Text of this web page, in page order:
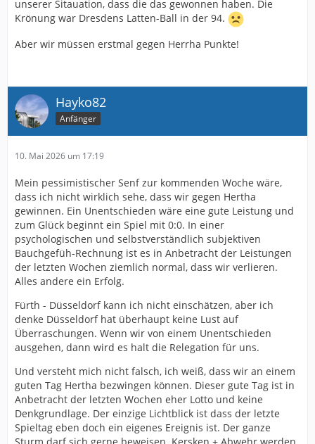
unserer Sitauation, dass die das gewonnen haben. Die
Krönung war Dresdens Latten-Ball in der 94.
Aber wir müssen erstmal gegen Herrha Punkte!
Hayko82
Anfänger
10. Mai 2026 um 17:19
Mein pessimistischer Senf zur kommenden Woche wäre,
dass ich nicht wirklich sehe, dass wir gegen Hertha
gewinnen. Ein Unentschieden wäre eine gute Leistung und
zum Glück beginnt ein Spiel mit 0:0. In einer
psychologischen und selbstverständlich subjektiven
Bauchgefüh-Rechnung ist es in Anbetracht der Leistungen
der letzten Wochen ziemlich normal, dass wir verlieren.
Alles andere ein Erfolg.
Fürth - Düsseldorf kann ich nicht einschätzen, aber ich
denke Düsseldorf hat überhaupt keine Lust auf
Überraschungen. Wenn wir von einem Unentschieden
ausgehen, dann wird es halt die Relegation für uns.
Und versteht mich nicht falsch, ich weiß, dass wir an einem
guten Tag Hertha bezwingen können. Dieser gute Tag ist in
Anbetracht der letzten Wochen eher Lotto und keine
Denkgrundlage. Der einzige Lichtblick ist dass der letzte
Spieltag eben doch ein eigenes Ereignis ist. Der ganze